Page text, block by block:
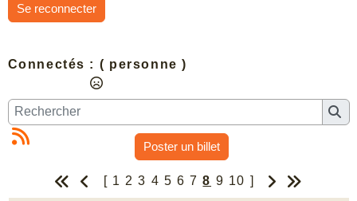
Se reconnecter
Connectés : ( personne )
Poster un billet
[ 1 2 3 4 5 6 7 8 9 10 ]